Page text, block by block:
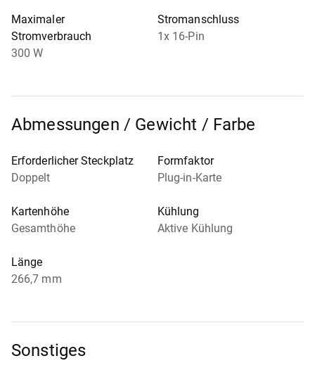
Maximaler
Stromverbrauch
300 W
Stromanschluss
1x 16-Pin
Abmessungen / Gewicht / Farbe
Erforderlicher Steckplatz
Doppelt
Formfaktor
Plug-in-Karte
Kartenhöhe
Gesamthöhe
Kühlung
Aktive Kühlung
Länge
266,7 mm
Sonstiges